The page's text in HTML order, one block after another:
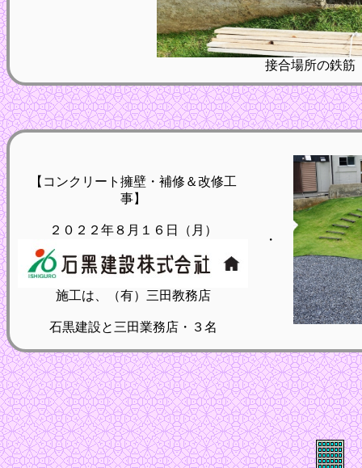
接合場所の鉄筋
【コンクリート擁壁・補修＆改修工
事】
２０２２年８月１６日（月）
施工は、（有）三田教務店
石黒建設と三田業務店・３名
・